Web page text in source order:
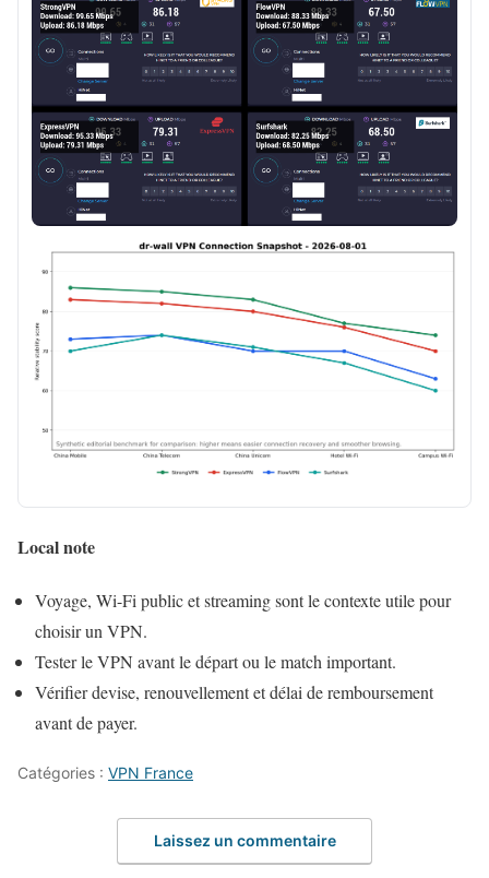
Local note
Voyage, Wi-Fi public et streaming sont le contexte utile pour
choisir un VPN.
Tester le VPN avant le départ ou le match important.
Vérifier devise, renouvellement et délai de remboursement
avant de payer.
Catégories : VPN France
Laissez un commentaire